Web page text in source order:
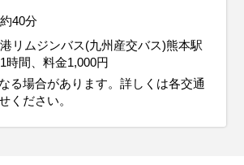
活用すると良いでしょう。
、台湾祭 in KUMAMOTO（熊本市）
夜間のイルミネーションなどを楽しむ場
ーなどの防寒アイテムを活用すると快適
KUMAMOTO（熊本市）、天草サンタフェ
ます。厚手のコートやダウンジャケット
にはヒートテックなどの保温性の高い素
手袋やマフラー、帽子などの防寒アイテ
に過ごせます。
本市）、的ばかい （長洲町）
っかりと防寒しましょう。特に朝晩の冷
ラーや手袋などの小物も忘れずに。
熊本城マラソン（熊本市）、人吉梅まつり
理想的です。阿蘇などの山間部ではまだ
手の服装を選ぶのがおすすめです。
市）、阿蘇の火振り神事（阿蘇市）
ットやカーディガンが適しています。
）、ハイヤ祭（牛深市）
ーやブラウスに、薄手のカーディガンや
おすすめです。
）、春バラ観賞会（荒尾・玉名）、杖立温
立温泉）
いため、レインジャケットや折りたたみ
水加工された靴やレインシューズがある
市）、碧水ホタルの里ホタルツアー（阿蘇
サングラスで紫外線対策を徹底しましょ
め、日焼け止めをこまめに塗るのがおす
観光が多い場合は、吸湿速乾素材の服
すると快適に過ごせます。
森湧水トンネル公園納涼七夕まつり（高森
40分
リムジンバス(九州産交バス)熊本駅
時間、料金1,000円
る場合があります。詳しくは各交通
ください。